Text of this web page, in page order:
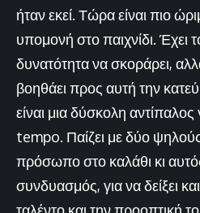
ήταν εκεί. Τώρα είναι πιο
υπομονή στο παιχνίδι. Έχει
δυνατότητα να σκοράρει,
βοηθάει προς αυτή την
είναι μια δύσκολη αντίπαλος
tempo. Παίζει με δύο
πρόσωπο στο καλάθι κι
συνδυασμός, για να δείξει